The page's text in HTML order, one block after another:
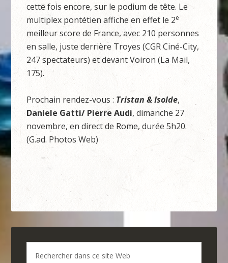
cette fois encore, sur le podium de tête. Le
multiplex pontétien affiche en effet le 2e
meilleur score de France, avec 210 personnes
en salle, juste derrière Troyes (CGR Ciné-City,
247 spectateurs) et devant Voiron (La Mail,
175).
Prochain rendez-vous : Tristan & Isolde,
Daniele Gatti/ Pierre Audi, dimanche 27
novembre, en direct de Rome, durée 5h20.
(G.ad. Photos Web)